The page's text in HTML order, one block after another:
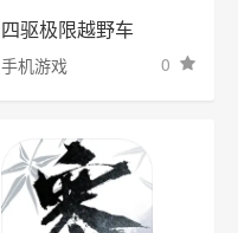
四驱极限越野车
手机游戏 0